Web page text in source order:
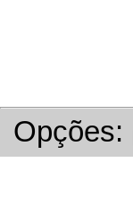
Opções: